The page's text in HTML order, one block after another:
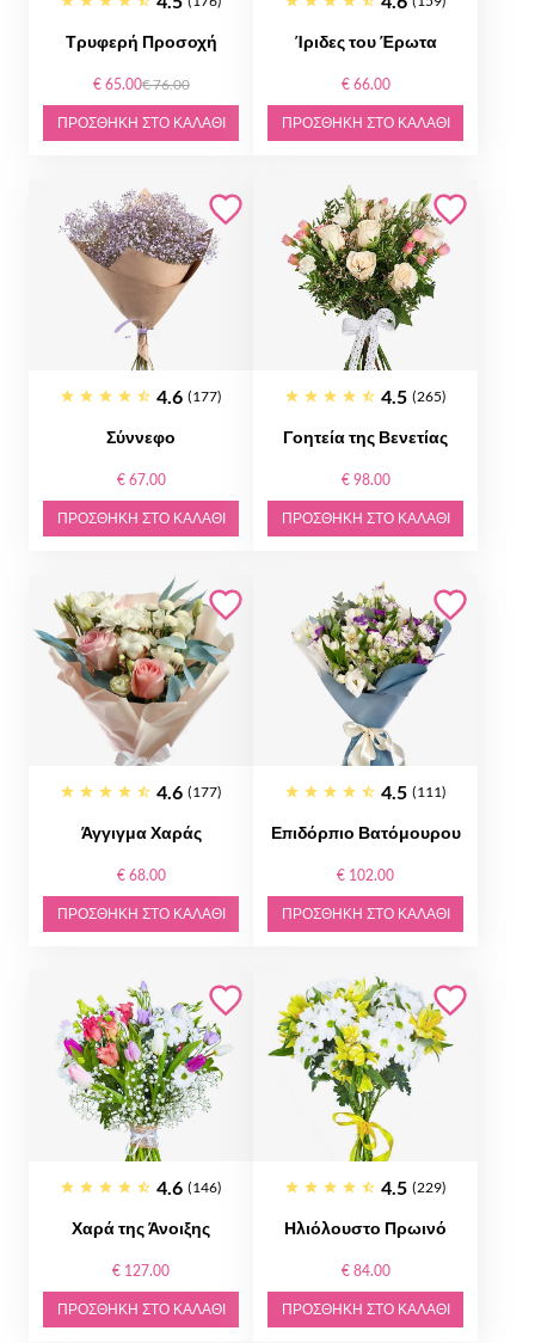
Τρυφερή Προσοχή
€ 65.00€ 76.00
ΠΡΟΣΘΉΚΗ ΣΤΟ ΚΑΛΆΘΙ
Ίριδες του Έρωτα
€ 66.00
ΠΡΟΣΘΉΚΗ ΣΤΟ ΚΑΛΆΘΙ
4.6 (177)
Σύννεφο
€ 67.00
ΠΡΟΣΘΉΚΗ ΣΤΟ ΚΑΛΆΘΙ
4.5 (265)
Γοητεία της Βενετίας
€ 98.00
ΠΡΟΣΘΉΚΗ ΣΤΟ ΚΑΛΆΘΙ
4.6 (177)
Άγγιγμα Χαράς
€ 68.00
ΠΡΟΣΘΉΚΗ ΣΤΟ ΚΑΛΆΘΙ
4.5 (111)
Επιδόρπιο Βατόμουρου
€ 102.00
ΠΡΟΣΘΉΚΗ ΣΤΟ ΚΑΛΆΘΙ
4.6 (146)
Χαρά της Άνοιξης
€ 127.00
ΠΡΟΣΘΉΚΗ ΣΤΟ ΚΑΛΆΘΙ
4.5 (229)
Ηλιόλουστο Πρωινό
€ 84.00
ΠΡΟΣΘΉΚΗ ΣΤΟ ΚΑΛΆΘΙ